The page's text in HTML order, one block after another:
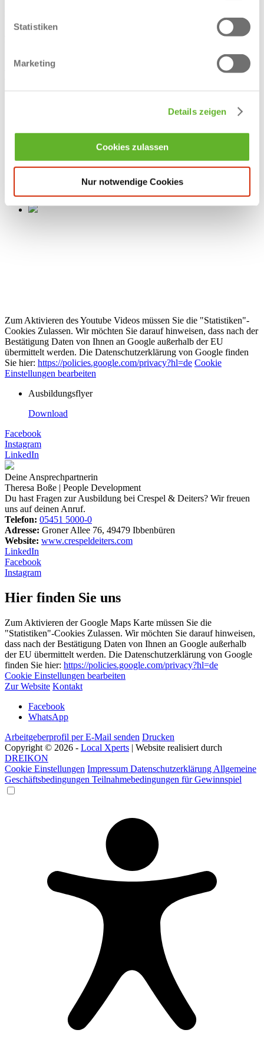
Statistiken
Marketing
Details zeigen
Cookies zulassen
Nur notwendige Cookies
Bereit, mitzuveredeln, was zählt? Dann werde Teil von Crespel
Ausbildung zur Fachkraft für Lebensmitteltechnik
Industriemechaniker
WorkCafé
Zum Aktivieren des Youtube Videos müssen Sie die "Statistiken"-
Cookies Zulassen. Wir möchten Sie darauf hinweisen, dass nach der
Bestätigung Daten von Ihnen an Google außerhalb der EU
übermittelt werden. Die Datenschutzerklärung von Google finden
Sie hier: https://policies.google.com/privacy?hl=de Cookie
Einstellungen bearbeiten
Ausbildungsflyer
Download
Facebook
Instagram
LinkedIn
Deine Ansprechpartnerin
Theresa Boße | People Development
Du hast Fragen zur Ausbildung bei Crespel & Deiters? Wir freuen
uns auf deinen Anruf.
Telefon: 05451 5000-0
Adresse: Groner Allee 76, 49479 Ibbenbüren
Website: www.crespeldeiters.com
LinkedIn
Facebook
Instagram
Hier finden Sie uns
Zum Aktivieren der Google Maps Karte müssen Sie die
"Statistiken"-Cookies Zulassen. Wir möchten Sie darauf hinweisen,
dass nach der Bestätigung Daten von Ihnen an Google außerhalb
der EU übermittelt werden. Die Datenschutzerklärung von Google
finden Sie hier: https://policies.google.com/privacy?hl=de
Cookie Einstellungen bearbeiten
Zur Website Kontakt
Facebook
WhatsApp
Arbeitgeberprofil per E-Mail senden Drucken
Copyright © 2026 - Local Xperts | Website realisiert durch
DREIKON
Cookie Einstellungen Impressum Datenschutzerklärung Allgemeine
Geschäftsbedingungen Teilnahmebedingungen für Gewinnspiel